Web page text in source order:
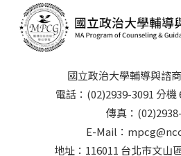
國立政治大學輔導與諮
電話：(02)2939-3091 分
傳真：
E-Mail：
地址：116011 台北市文山